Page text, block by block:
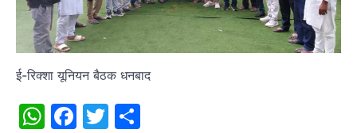
ई-रिक्शा यूनियन बैठक धनबाद
WhatsApp
Facebook
Twitter